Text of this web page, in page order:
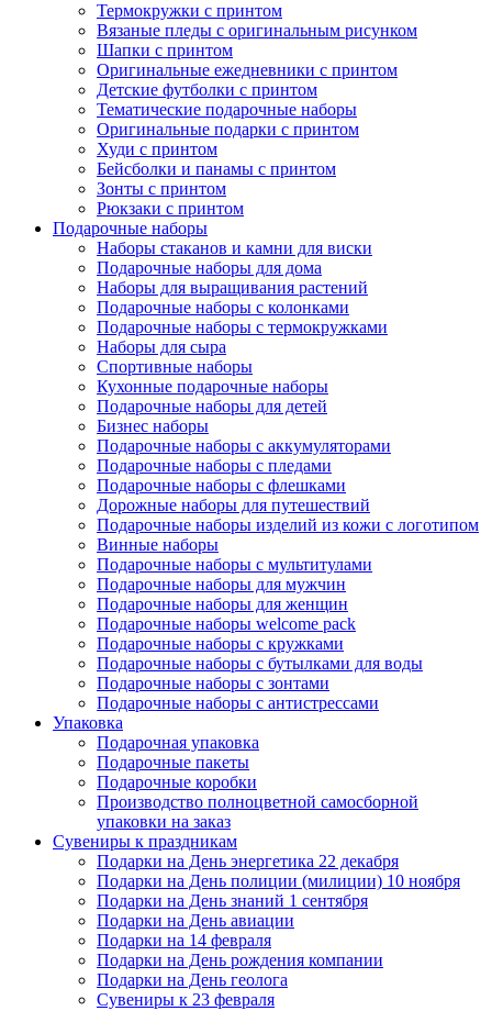
Термокружки с принтом
Вязаные пледы с оригинальным рисунком
Шапки с принтом
Оригинальные ежедневники с принтом
Детские футболки с принтом
Тематические подарочные наборы
Оригинальные подарки с принтом
Худи с принтом
Бейсболки и панамы с принтом
Зонты с принтом
Рюкзаки с принтом
Подарочные наборы
Наборы стаканов и камни для виски
Подарочные наборы для дома
Наборы для выращивания растений
Подарочные наборы с колонками
Подарочные наборы с термокружками
Наборы для сыра
Спортивные наборы
Кухонные подарочные наборы
Подарочные наборы для детей
Бизнес наборы
Подарочные наборы с аккумуляторами
Подарочные наборы с пледами
Подарочные наборы с флешками
Дорожные наборы для путешествий
Подарочные наборы изделий из кожи с логотипом
Винные наборы
Подарочные наборы с мультитулами
Подарочные наборы для мужчин
Подарочные наборы для женщин
Подарочные наборы welcome pack
Подарочные наборы с кружками
Подарочные наборы с бутылками для воды
Подарочные наборы с зонтами
Подарочные наборы с антистрессами
Упаковка
Подарочная упаковка
Подарочные пакеты
Подарочные коробки
Производство полноцветной самосборной
упаковки на заказ
Сувениры к праздникам
Подарки на День энергетика 22 декабря
Подарки на День полиции (милиции) 10 ноября
Подарки на День знаний 1 сентября
Подарки на День авиации
Подарки на 14 февраля
Подарки на День рождения компании
Подарки на День геолога
Сувениры к 23 февраля